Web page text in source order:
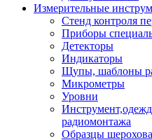
Измерительные
Стенд контроля
Приборы
Детекторы
Индикаторы
Щупы, шаблоны
Микрометры
Уровни
радиомонтажа
Образцы